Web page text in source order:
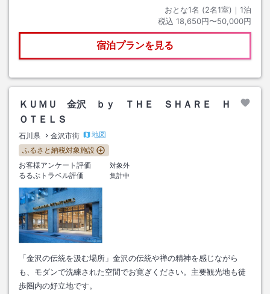
おとな1名 (2名1室)｜ 1泊
税込 18,650円〜50,000円
宿泊プランを見る
ＫＵＭＵ 金沢 ｂｙ ＴＨＥ ＳＨＡＲＥ Ｈ
ＯＴＥＬＳ
石川県 金沢市街
地図
ふるさと納税対象施設
お客様アンケート評価
対象外
るるぶトラベル評価 集計中
「金沢の伝統を汲む場所」金沢の伝統や禅の精神を感じながら
も、モダンで洗練された空間でお寛ぎください。主要観光地も徒
歩圏内の好立地です。